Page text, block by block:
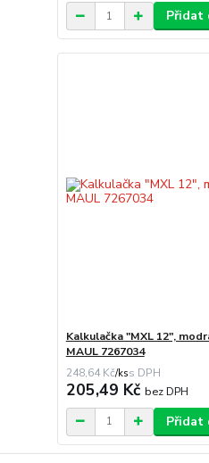
Přidat
Kalkulačka "MXL 12",
MAUL 7267034
248,64 Kč/ks
205,49 Kč bez DPH
Přidat